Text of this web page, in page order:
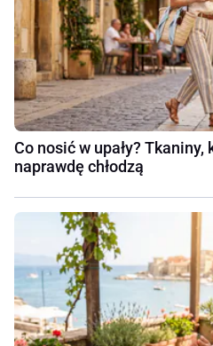
Co nosić w upały? Tkaniny,
naprawdę chłodzą